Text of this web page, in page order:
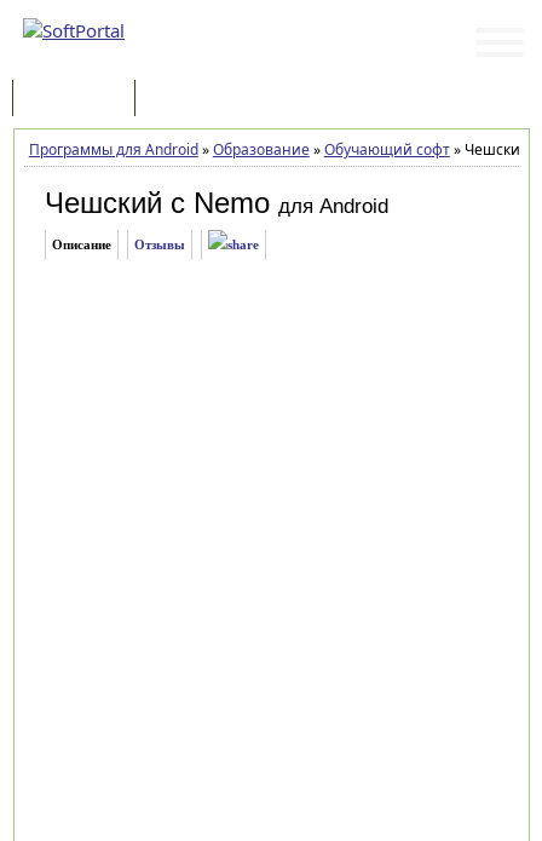
Программы для Android»Образование»Обучающий софт»Чешский с
Чешский с Nemo для Android
Описание Отзывы